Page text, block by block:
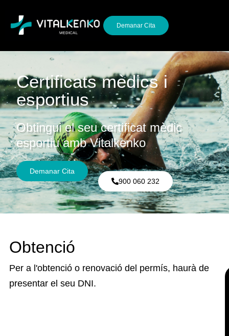
Demanar Cita
Certificats mèdics i
esportius
Obtingui el seu certificat mèdic
esportiu amb Vitalkenko
Demanar Cita
900 060 232
Obtenció
Per a l'obtenció o renovació del permís, haurà de
presentar el seu DNI.